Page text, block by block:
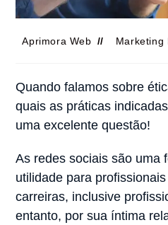
Aprimora Web Marketing
Quando falamos sobre
quais as práticas
uma excelente questão!
As redes sociais são uma
utilidade para
carreiras, inclusive
entanto, por sua íntima